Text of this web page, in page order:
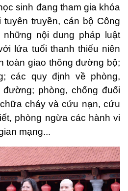
sinh đang tham gia khóa
truyền, cán bộ Công
nội dung pháp luật
lứa tuổi thanh thiếu niên
toàn giao thông đường bộ;
các quy định về phòng,
phòng, chống đuối
cháy và cứu nạn, cứu
phòng ngừa các hành vi
mạng...